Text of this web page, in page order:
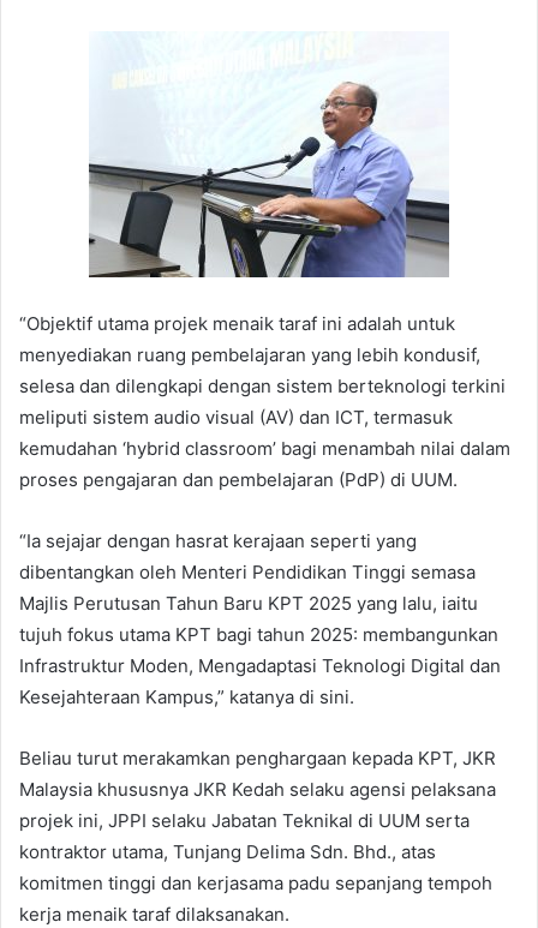
“Objektif utama projek menaik taraf ini adalah untuk
menyediakan ruang pembelajaran yang lebih kondusif,
selesa dan dilengkapi dengan sistem berteknologi terkini
meliputi sistem audio visual (AV) dan ICT, termasuk
kemudahan ‘hybrid classroom’ bagi menambah nilai dalam
proses pengajaran dan pembelajaran (PdP) di UUM.
“Ia sejajar dengan hasrat kerajaan seperti yang
dibentangkan oleh Menteri Pendidikan Tinggi semasa
Majlis Perutusan Tahun Baru KPT 2025 yang lalu, iaitu
tujuh fokus utama KPT bagi tahun 2025: membangunkan
Infrastruktur Moden, Mengadaptasi Teknologi Digital dan
Kesejahteraan Kampus,” katanya di sini.
Beliau turut merakamkan penghargaan kepada KPT, JKR
Malaysia khususnya JKR Kedah selaku agensi pelaksana
projek ini, JPPI selaku Jabatan Teknikal di UUM serta
kontraktor utama, Tunjang Delima Sdn. Bhd., atas
komitmen tinggi dan kerjasama padu sepanjang tempoh
kerja menaik taraf dilaksanakan.